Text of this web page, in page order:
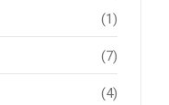
(1)
(7)
(4)